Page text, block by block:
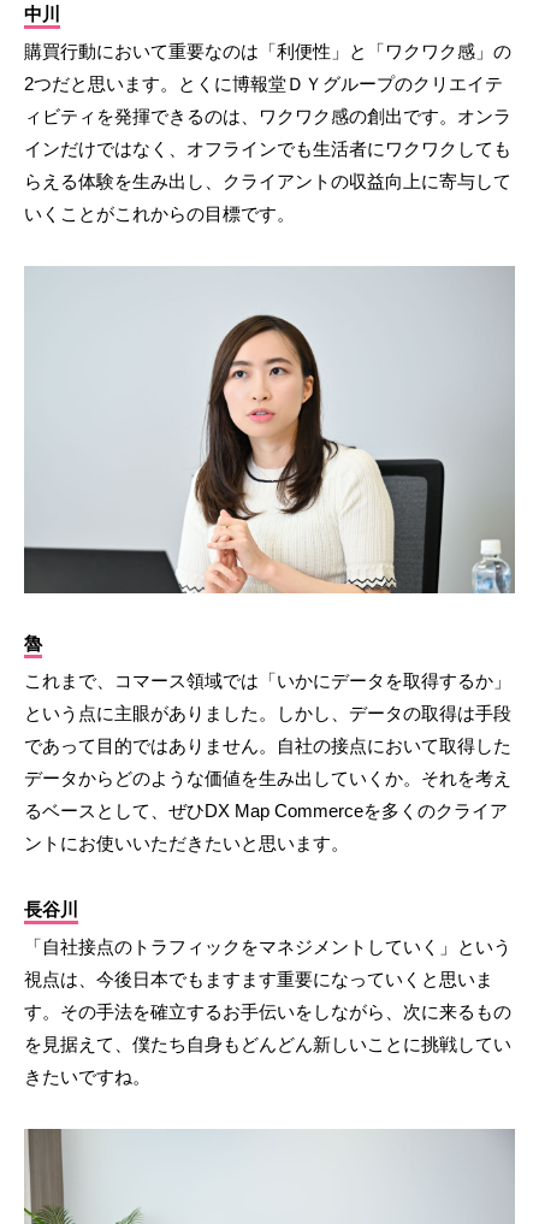
中川
購買行動において重要なのは「利便性」と「ワクワク感」の
2つだと思います。とくに博報堂ＤＹグループのクリエイテ
ィビティを発揮できるのは、ワクワク感の創出です。オンラ
インだけではなく、オフラインでも生活者にワクワクしても
らえる体験を生み出し、クライアントの収益向上に寄与して
いくことがこれからの目標です。
魯
これまで、コマース領域では「いかにデータを取得するか」
という点に主眼がありました。しかし、データの取得は手段
であって目的ではありません。自社の接点において取得した
データからどのような価値を生み出していくか。それを考え
るベースとして、ぜひDX Map Commerceを多くのクライア
ントにお使いいただきたいと思います。
長谷川
「自社接点のトラフィックをマネジメントしていく」という
視点は、今後日本でもますます重要になっていくと思いま
す。その手法を確立するお手伝いをしながら、次に来るもの
を見据えて、僕たち自身もどんどん新しいことに挑戦してい
きたいですね。